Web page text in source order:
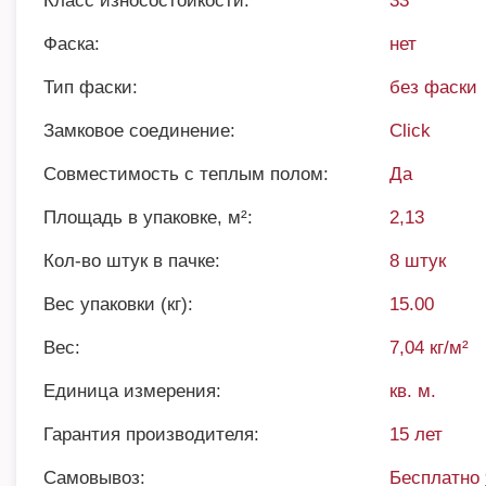
Фаска: нет
Тип фаски: без фаски
Замковое соединение: Click
Совместимость с теплым полом: Да
Площадь в упаковке, м²: 2,13
Кол-во штук в пачке: 8 штук
Вес упаковки (кг): 15.00
Вес: 7,04 кг/м²
Единица измерения: кв. м.
Гарантия производителя: 15 лет
Самовывоз: Бесплатно